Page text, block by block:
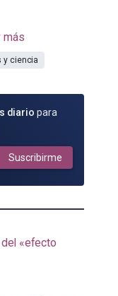
más
y ciencia
diario para
Suscribirme
«efecto